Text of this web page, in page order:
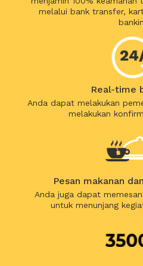
melalui bank transfer,
Real-time
Anda dapat melakukan
melakukan
Pesan makanan
Anda juga dapat
untuk menunjang